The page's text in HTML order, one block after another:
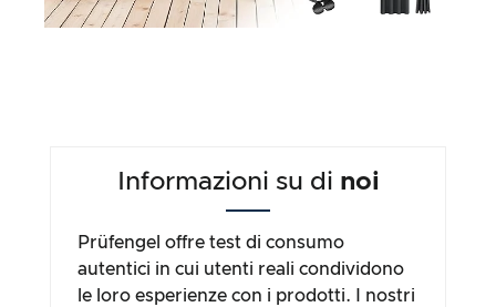
Informazioni su di noi
Prüfengel offre test di consumo
autentici in cui utenti reali condividono
le loro esperienze con i prodotti. I nostri